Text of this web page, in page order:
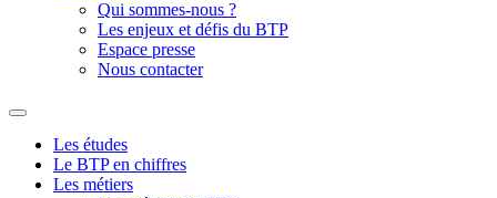
Qui sommes-nous ?
Les enjeux et défis du BTP
Espace presse
Nous contacter
Les études
Le BTP en chiffres
Les métiers